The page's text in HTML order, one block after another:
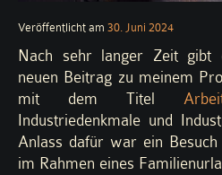
Veröffentlicht am 30. Juni 2024
Nach sehr langer Zeit gibt
neuen Beitrag zu meinem
mit dem Titel
Industriedenkmale und
Anlass dafür war ein
im Rahmen eines